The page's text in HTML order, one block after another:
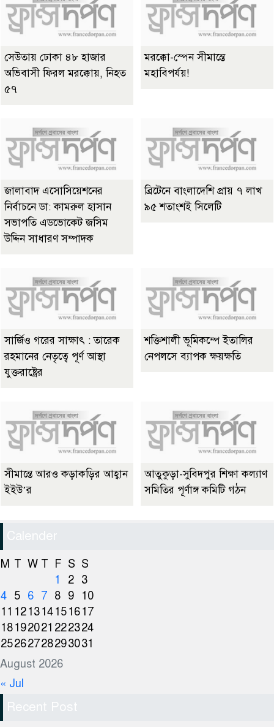
সেউতায় ঢোকা ৪৮ হাজার
অভিবাসী ফিরল মরক্কোয়, নিহত
৫৭
মরক্কো-স্পেন সীমান্তে
মহাবিপর্যয়!
জালাবাদ এসোসিয়েশনের
নির্বাচনে ডা: কামরুল হাসান
সভাপতি এডভোকেট জসিম
উদ্দিন সাধারণ সম্পাদক
ব্রিটেনে বাংলাদেশি প্রায় ৭ লাখ
৯৫ শতাংশই সিলেটি
সার্জিও গরের সাক্ষাৎ : তারেক
রহমানের নেতৃত্বে পূর্ণ আস্থা
যুক্তরাষ্ট্রের
শক্তিশালী ভূমিকম্পে ইতালির
নেপলসে ব্যাপক ক্ষয়ক্ষতি
সীমান্তে আরও কড়াকড়ির আহ্বান
ইইউ’র
আতুকুড়া-সুবিদপুর শিক্ষা কল্যাণ
সমিতির পূর্ণাঙ্গ কমিটি গঠন
Calender
August 2026
M T W T F S S
1
2 3
4 5 6 7 8 9
10
11 121314151617
18192021 222324
25262728293031
« Jul
Recent Post